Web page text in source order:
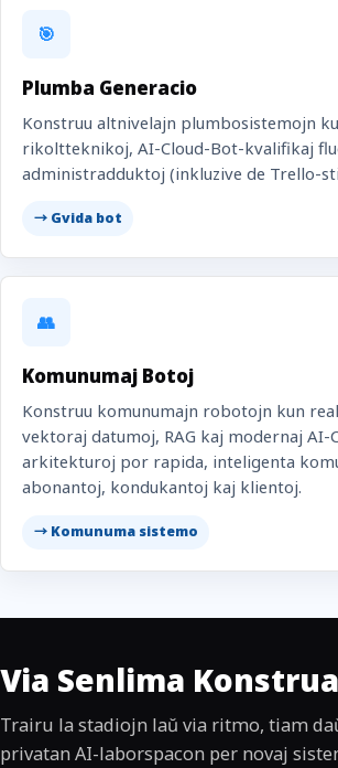
🎯
Plumba Generacio
Konstruu altnivelajn plumbosistemojn
rikoltteknikoj, AI-Cloud-Bot-kvalifikaj
administradduktoj (inkluzive de Trello-
→ Gvida bot
👥
Komunumaj Botoj
Konstruu komunumajn robotojn kun
vektoraj datumoj, RAG kaj modernaj AI-
arkitekturoj por rapida, inteligenta
abonantoj, kondukantoj kaj klientoj.
→ Komunuma sistemo
Via Senlima
Trairu la stadiojn laŭ via ritmo, tiam
privatan AI-laborspacon per novaj